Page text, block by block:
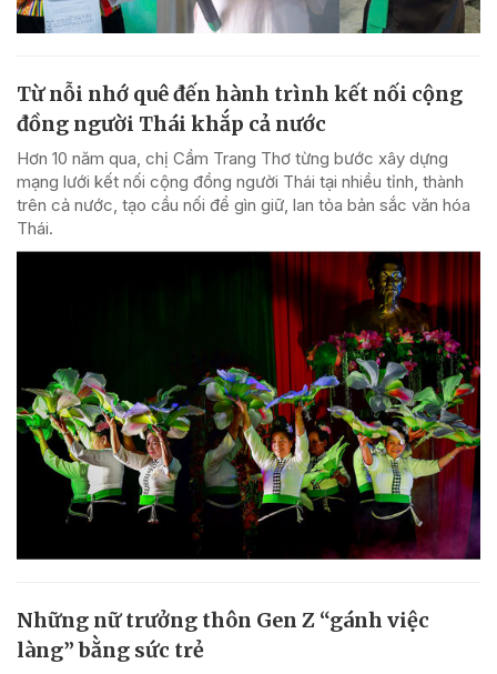
Từ nỗi nhớ quê đến hành trình kết nối cộng
đồng người Thái khắp cả nước
Hơn 10 năm qua, chị Cầm Trang Thơ từng bước xây dựng
mạng lưới kết nối cộng đồng người Thái tại nhiều tỉnh, thành
trên cả nước, tạo cầu nối để gìn giữ, lan tỏa bản sắc văn hóa
Thái.
Những nữ trưởng thôn Gen Z “gánh việc
làng” bằng sức trẻ